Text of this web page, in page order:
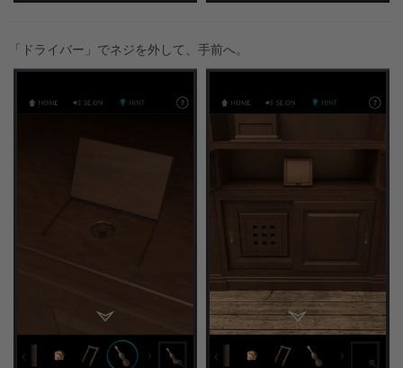
「ドライバー」でネジを外して、手前へ。